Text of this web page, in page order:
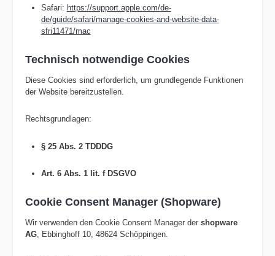
Safari: https://support.apple.com/de-
de/guide/safari/manage-cookies-and-website-data-
sfri11471/mac
Technisch notwendige Cookies
Diese Cookies sind erforderlich, um grundlegende Funktionen
der Website bereitzustellen.
Rechtsgrundlagen:
§ 25 Abs. 2 TDDDG
Art. 6 Abs. 1 lit. f DSGVO
Cookie Consent Manager (Shopware)
Wir verwenden den Cookie Consent Manager der shopware
AG , Ebbinghoff 10, 48624 Schöppingen.